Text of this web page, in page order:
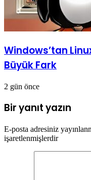
Windows’tan
Büyük Fark
2 gün önce
Bir yanıt yazın
E-posta adresiniz
işaretlenmişlerdir